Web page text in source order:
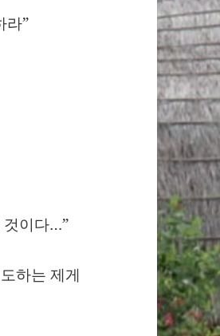
라”
것이다…”
하는 제게